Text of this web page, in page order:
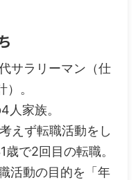
サラリーマン（仕
。
人家族。
えず転職活動をし
で2回目の転職。
活動の目的を「年